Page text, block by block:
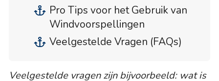
Pro Tips voor het Gebruik van
Windvoorspellingen
Veelgestelde Vragen (FAQs)
Veelgestelde vragen zijn bijvoorbeeld: wat is